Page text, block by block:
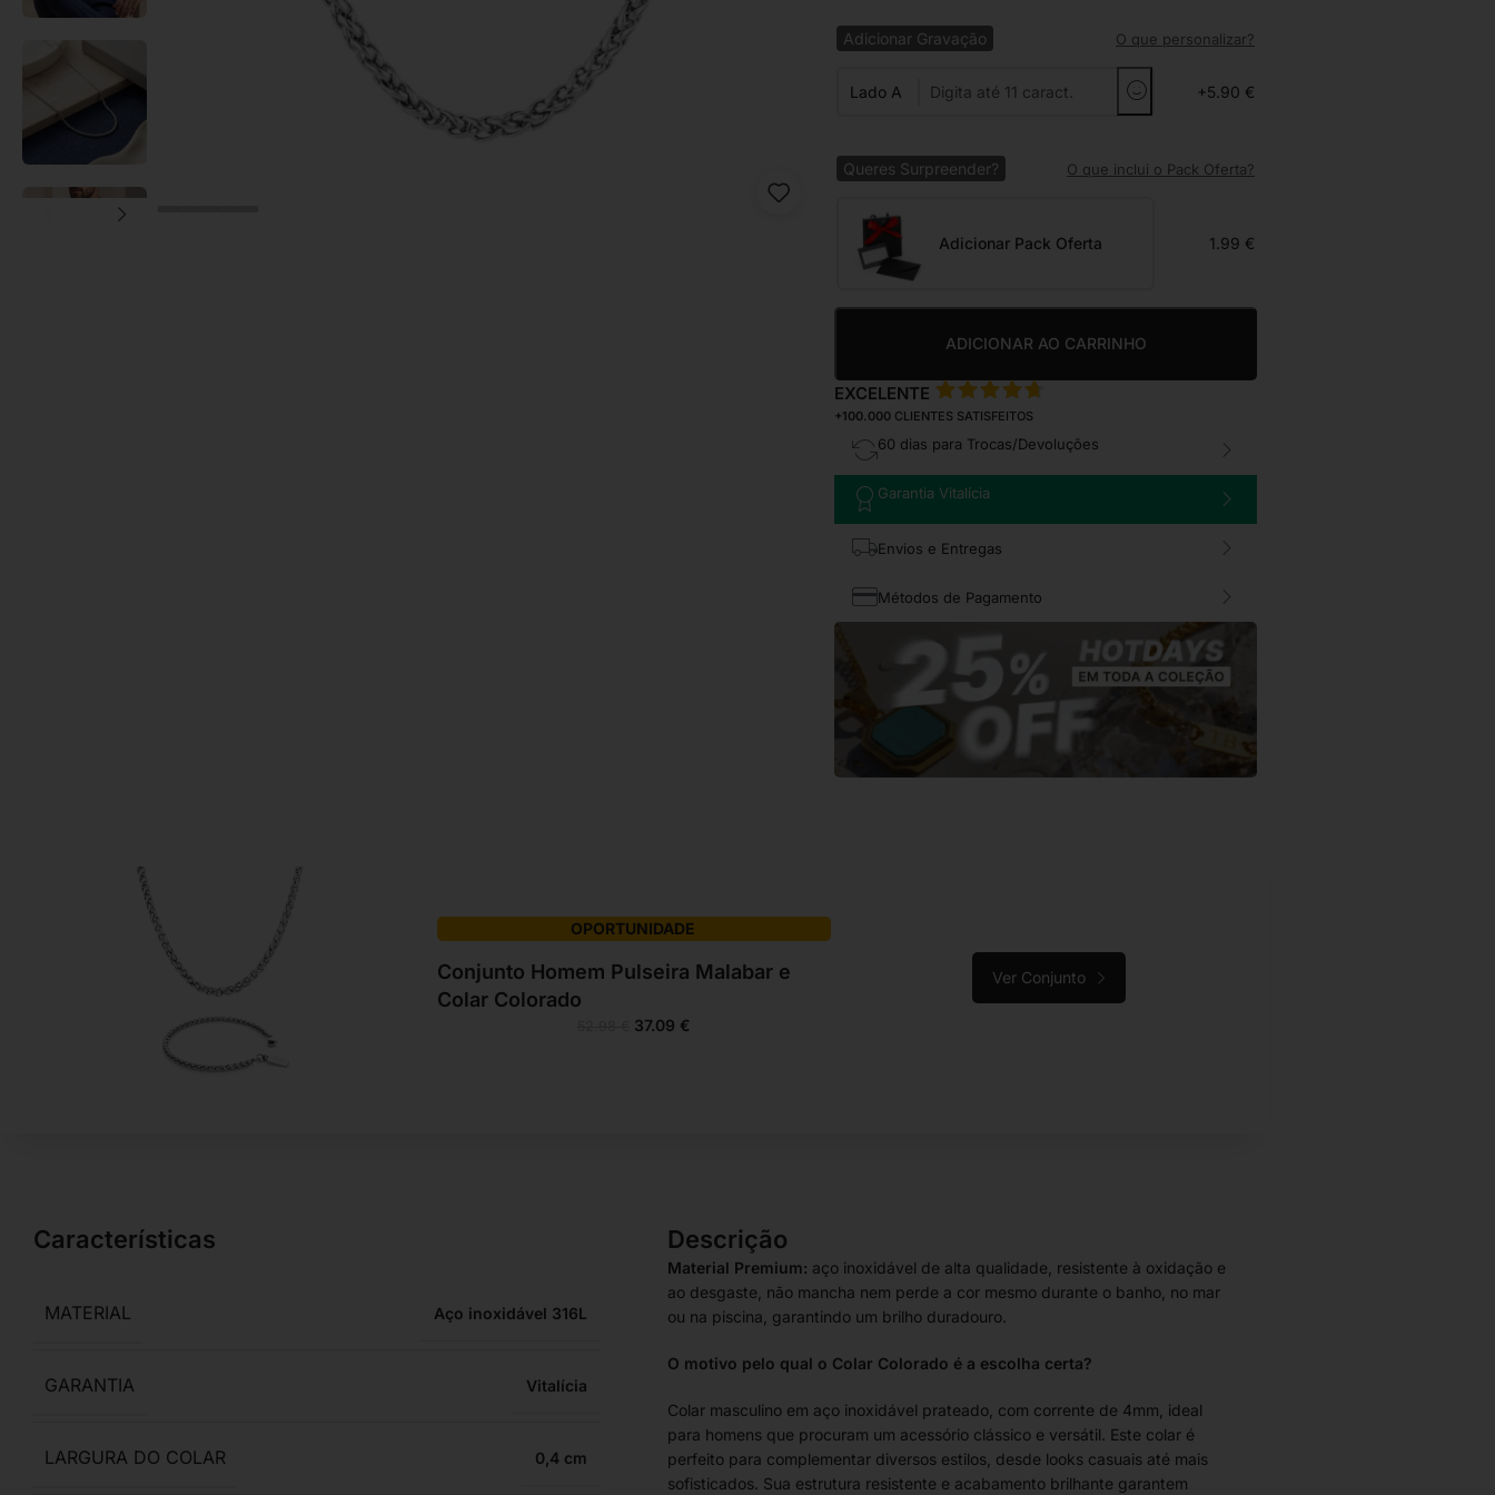
Adicionar Gravação O que personalizar?
Lado A +5.90 €
Queres Surpreender? O que inclui o Pack Oferta?
Adicionar Pack Oferta 1.99 €
ADICIONAR AO CARRINHO
EXCELENTE
+100.000 CLIENTES SATISFEITOS
60 dias para Trocas/Devoluções
Garantia Vitalícia
Envios e Entregas
Métodos de Pagamento
OPORTUNIDADE
Conjunto Homem Pulseira Malabar e
Colar Colorado
37.09 €
Ver Conjunto
Características
MATERIAL Aço inoxidável 316L
GARANTIA Vitalícia
LARGURA DO COLAR 0,4
Descrição
Material Premium: aço inoxidável de alta qualidade, resistente à oxidação e
ao desgaste, não mancha nem perde a cor mesmo durante o banho, no mar
ou na piscina, garantindo um brilho duradouro.
O motivo pelo qual o Colar Colorado é a escolha certa?
Colar masculino em aço inoxidável prateado, com corrente de 4mm, ideal
para homens que procuram um acessório clássico e versátil. Este colar é
perfeito para complementar diversos estilos, desde looks casuais até mais
sofisticados. Sua estrutura resistente e acabamento brilhante garantem